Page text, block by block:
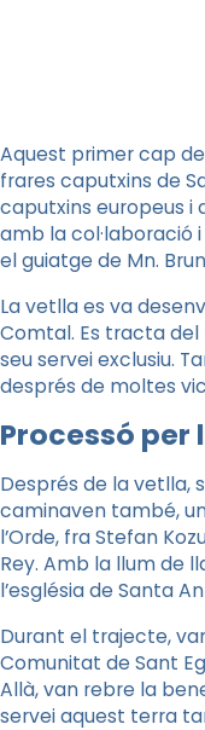
Aquest primer cap
frares caputxins de
caputxins europeus i
amb la col·laboració
el guiatge de Mn.
La vetlla es va
Comtal. Es tracta del
seu servei exclusiu.
després de moltes
Processó
Després de la vetlla,
caminaven també,
l’Orde, fraStefan
Rey. Amb la llum de
l’església de Santa
Durant el trajecte,
Comunitat de Sant
Allà, van rebre la
servei aquest terra